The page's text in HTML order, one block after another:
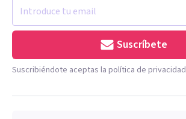
Suscríbete
Suscribiéndote aceptas la política de privacidad